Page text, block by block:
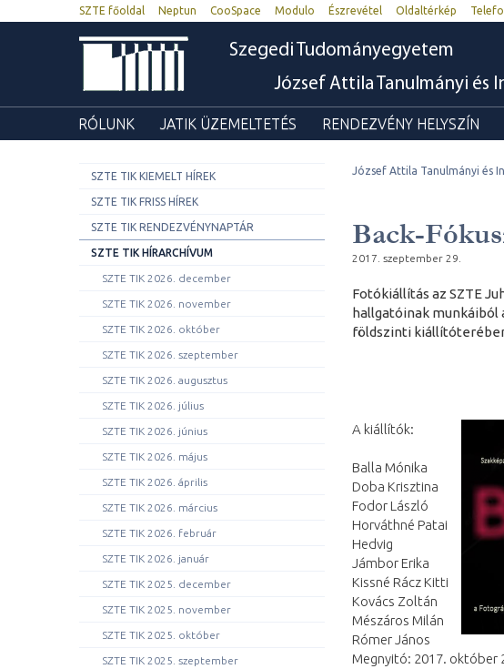
SZTE főoldal Neptun CooSpace Modulo Észrevétel Oldaltérkép
Szegedi Tudományegyetem
József Attila Tanulmányi és
RÓLUNK JATIK ÜZEMELTETÉS RENDEZVÉNY HELYSZÍN
SZTE TIK KIEMELT HÍREK
SZTE TIK FRISS HÍREK
SZTE TIK RENDEZVÉNYNAPTÁR
SZTE TIK HÍRARCHÍVUM
SZTE TIK 2026. december
SZTE TIK 2026. november
SZTE TIK 2026. október
SZTE TIK 2026. szeptember
SZTE TIK 2026. augusztus
SZTE TIK 2026. július
SZTE TIK 2026. június
SZTE TIK 2026. május
SZTE TIK 2026. április
SZTE TIK 2026. március
SZTE TIK 2026. február
SZTE TIK 2026. január
SZTE TIK 2025. december
SZTE TIK 2025. november
SZTE TIK 2025. október
SZTE TIK 2025. szeptember
József Attila Tanulmányi és
Back-
2017. szeptember 29.
Fotókiállítás az SZTE
hallgatóinak munkáiból
földszinti
A kiállítók:
Balla Mónika
Doba Krisztina
Fodor László
Horváthné Patai
Hedvig
Jámbor Erika
Kissné Rácz Kitti
Kovács Zoltán
Mészáros Milán
Rómer János
Megnyitó: 2017. október